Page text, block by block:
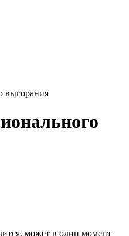
выгорания
может в один момент